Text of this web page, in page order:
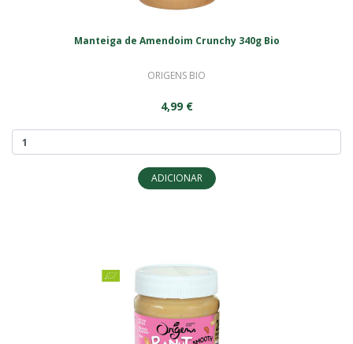
Manteiga de Amendoim Crunchy 340g Bio
ORIGENS BIO
4,99 €
ADICIONAR